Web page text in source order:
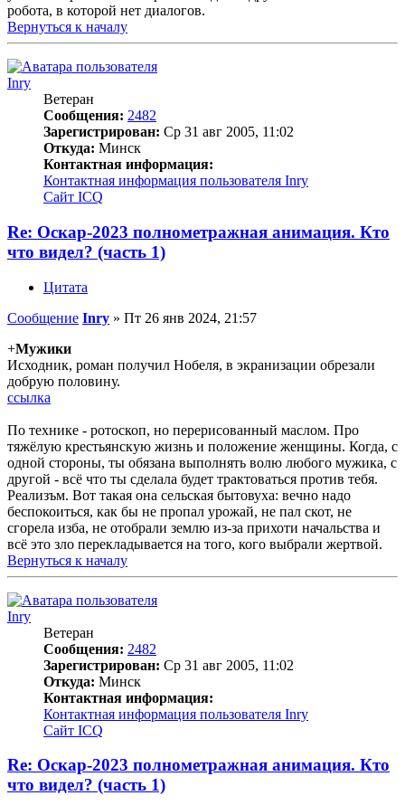
робота, в которой нет диалогов.
Вернуться к началу
Inry
Ветеран
Сообщения: 2482
Зарегистрирован: Ср 31 авг 2005, 11:02
Откуда: Минск
Контактная информация:
Контактная информация пользователя Inry
Сайт ICQ
Re: Оскар-2023 полнометражная анимация. Кто
что видел? (часть 1)
Цитата
Сообщение Inry » Пт 26 янв 2024, 21:57
+Мужики
Исходник, роман получил Нобеля, в экранизации обрезали
добрую половину.
ссылка
По технике - ротоскоп, но перерисованный маслом. Про
тяжёлую крестьянскую жизнь и положение женщины. Когда, с
одной стороны, ты обязана выполнять волю любого мужика, с
другой - всё что ты сделала будет трактоваться против тебя.
Реализъм. Вот такая она сельская бытовуха: вечно надо
беспокоиться, как бы не пропал урожай, не пал скот, не
сгорела изба, не отобрали землю из-за прихоти начальства и
всё это зло перекладывается на того, кого выбрали жертвой.
Вернуться к началу
Inry
Ветеран
Сообщения: 2482
Зарегистрирован: Ср 31 авг 2005, 11:02
Откуда: Минск
Контактная информация:
Контактная информация пользователя Inry
Сайт ICQ
Re: Оскар-2023 полнометражная анимация. Кто
что видел? (часть 1)